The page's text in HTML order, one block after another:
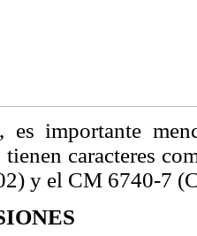
es importante
caracteres
y el CM 6740-7